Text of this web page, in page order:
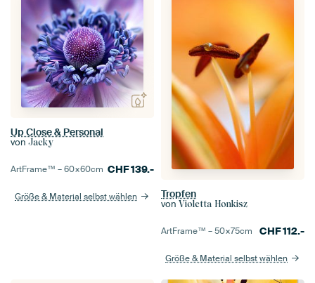
Up Close & Personal
von Jacky
ArtFrame™ –60×60cm CHF139.-
Größe & Material selbst wählen Tropfen
von Violetta Honkisz
ArtFrame™ –50×75cm CHF112.-
Größe & Material selbst wählen